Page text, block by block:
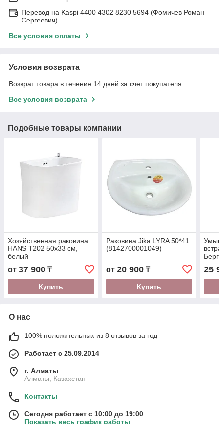
Перевод на Kaspi 4400 4302 8230 5694 (Фомичев Роман
Сергеевич)
Все условия оплаты
Условия возврата
Возврат товара в течение 14 дней за счет покупателя
Все условия возврата
Подобные товары компании
Хозяйственная раковина
HANS T202 50x33 см,
белый
от 37 900 ₸
Купить
Раковина Jika LYRA 50*41
(8142700001049)
от 20 900₸
Купить
25
О нас
100% положительных из 8 отзывов за год
Работает с 25.09.2014
г. Алматы
Алматы, Казахстан
Контакты
Сегодня работает с 10:00 до 19:00
Показать весь график работы